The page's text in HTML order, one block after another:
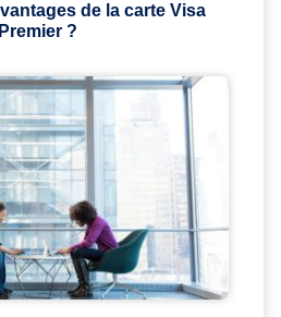
de la carte Visa
Premier ?